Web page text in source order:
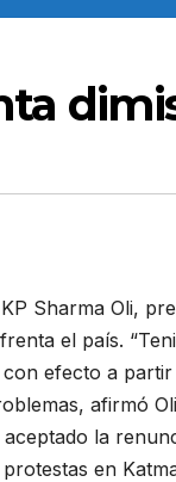
Sharma Oli,
el país.
efecto a
afirmó
la
en